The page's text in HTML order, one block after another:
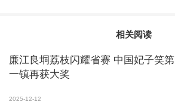
相关阅读
廉江良垌荔枝闪耀省赛 中国妃子笑第
一镇再获大奖
2025-12-12